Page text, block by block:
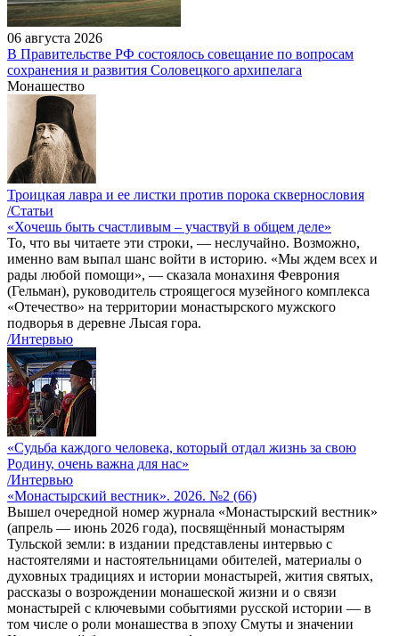
06 августа 2026
В Правительстве РФ состоялось совещание по вопросам
сохранения и развития Соловецкого архипелага
Монашество
Троицкая лавра и ее листки против порока сквернословия
/Статьи
«Хочешь быть счастливым – участвуй в общем деле»
То, что вы читаете эти строки, — неслучайно. Возможно,
именно вам выпал шанс войти в историю. «Мы ждем всех и
рады любой помощи», — сказала монахиня Феврония
(Гельман), руководитель строящегося музейного комплекса
«Отечество» на территории монастырского мужского
подворья в деревне Лысая гора.
/Интервью
«Судьба каждого человека, который отдал жизнь за свою
Родину, очень важна для нас»
/Интервью
«Монастырский вестник». 2026. №2 (66)
Вышел очередной номер журнала «Монастырский вестник»
(апрель — июнь 2026 года), посвящённый монастырям
Тульской земли: в издании представлены интервью с
настоятелями и настоятельницами обителей, материалы о
духовных традициях и истории монастырей, жития святых,
рассказы о возрождении монашеской жизни и о связи
монастырей с ключевыми событиями русской истории — в
том числе о роли монашества в эпоху Смуты и значении